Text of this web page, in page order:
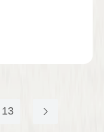
13